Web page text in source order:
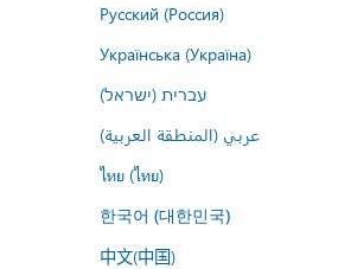
Русский (Россия)
Українська (Україна)
עברית (ישראל)
عربي (المنطقة العربية)
ไทย (ไทย)
한국어 (대한민국)
中文(中国)